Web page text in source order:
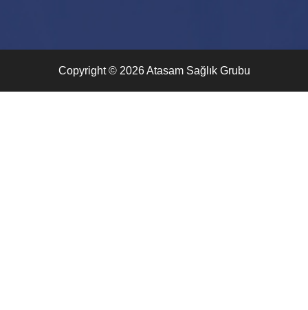
Copyright © 2026 Atasam Sağlık Grubu